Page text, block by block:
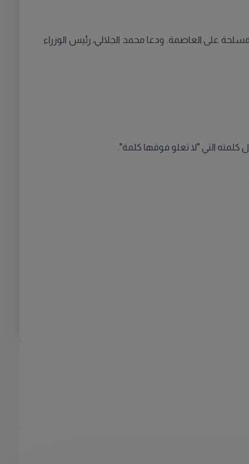
على العاصمة. ودعا محمد الجلالي، رئيس الوزراء
التي "لا تعلو فوقها كلمة".